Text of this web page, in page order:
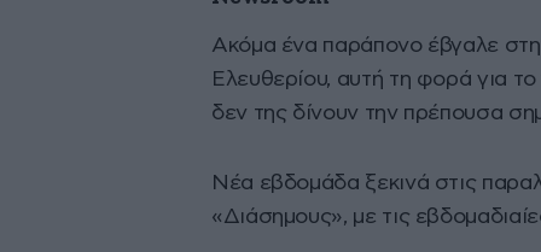
Ακόμα ένα παράπονο έβγαλε
Ελευθερίου, αυτή τη φορά για
δεν της δίνουν την πρέπουσα
Νέα εβδομάδα ξεκινά στις
«Διάσημους», με τις